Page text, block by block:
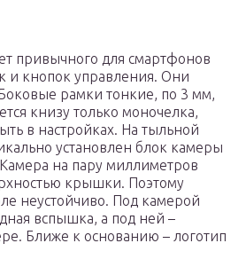
привычного для смартфонов
и кнопок управления. Они
рамки тонкие, по 3 мм,
книзу только моночелка,
в настройках. На тыльной
установлен блок камеры
на пару миллиметров
крышки. Поэтому
неустойчиво. Под камерой
вспышка, а под ней –
Ближе к основанию – логотип